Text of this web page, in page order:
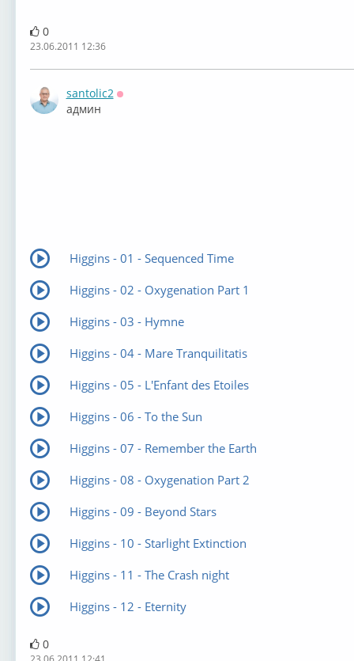
0
23.06.2011 12:36
santolic2
админ
Higgins - 01 - Sequenced Time
Higgins - 02 - Oxygenation Part 1
Higgins - 03 - Hymne
Higgins - 04 - Mare Tranquilitatis
Higgins - 05 - L'Enfant des Etoiles
Higgins - 06 - To the Sun
Higgins - 07 - Remember the Earth
Higgins - 08 - Oxygenation Part 2
Higgins - 09 - Beyond Stars
Higgins - 10 - Starlight Extinction
Higgins - 11 - The Crash night
Higgins - 12 - Eternity
0